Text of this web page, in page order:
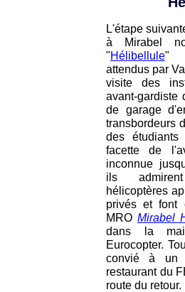
L'étape
à Mirabel
"Hélibellule"
attendus par
visite des
avant-gardiste
de garage
transbordeurs
des étudiants
facette de
inconnue
ils
hélicoptères
privés et font
MRO Mirabel
dans la
Eurocopter.
convié à un
restaurant du
route du retour.